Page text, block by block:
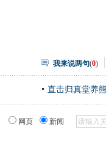
我来说两句(0)
直击归真堂养
网页 新闻